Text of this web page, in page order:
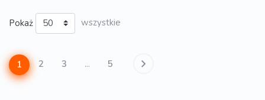
Pokaż wszystkie
1 2 3 ... 5